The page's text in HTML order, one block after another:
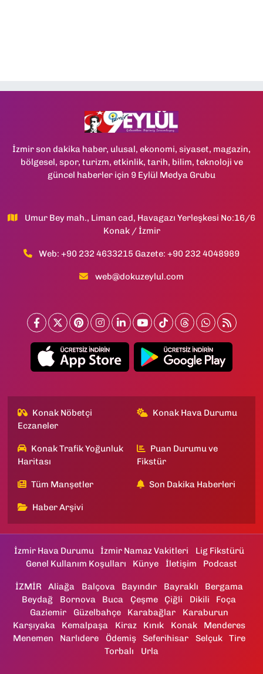
İzmir son dakika haber, ulusal, ekonomi, siyaset, magazin,
bölgesel, spor, turizm, etkinlik, tarih, bilim, teknoloji ve
güncel haberler için 9 Eylül Medya Grubu
Umur Bey mah., Liman cad, Havagazı Yerleşkesi No:16/6
Konak / İzmir
Web: +90 232 4633215 Gazete: +90 232 4048989
web@dokuzeylul.com
Konak Nöbetçi
Eczaneler
Konak Hava Durumu
Konak Trafik Yoğunluk
Haritası
Puan Durumu ve
Fikstür
Tüm Manşetler Son Dakika Haberleri
Haber Arşivi
İzmir Hava Durumu İzmir Namaz Vakitleri
Lig Fikstürü
Genel Kullanım Koşulları
Künye İletişim Podcast
İZMİR Aliağa Balçova Bayındır Bayraklı
Bergama
Beydağ
Bornova Buca Çeşme Çiğli Dikili
Foça
Gaziemir
Güzelbahçe Karabağlar
Karaburun
Karşıyaka
Kemalpaşa Kiraz Kınık Konak
Menderes
Menemen
Narlıdere Ödemiş Seferihisar Selçuk
Tire
Torbalı
Urla